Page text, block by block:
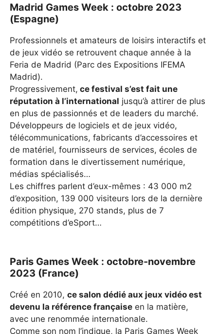
Madrid Games Week : octobre 2023
(Espagne)
Professionnels et amateurs de loisirs interactifs et
de jeux vidéo se retrouvent chaque année à la
Feria de Madrid (Parc des Expositions IFEMA
Madrid).
Progressivement, ce festival s’est fait une
réputation à l’international jusqu’à attirer de plus
en plus de passionnés et de leaders du marché.
Développeurs de logiciels et de jeux vidéo,
télécommunications, fabricants d’accessoires et
de matériel, fournisseurs de services, écoles de
formation dans le divertissement numérique,
médias spécialisés…
Les chiffres parlent d’eux-mêmes : 43 000 m2
d’exposition, 139 000 visiteurs lors de la dernière
édition physique, 270 stands, plus de 7
compétitions d’eSport…
Paris Games Week : octobre-novembre
2023 (France)
Créé en 2010, ce salon dédié aux jeux vidéo est
devenu la référence française en la matière,
avec une renommée internationale.
Comme son nom l’indique, la Paris Games Week